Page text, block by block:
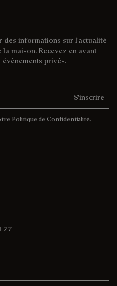
des informations sur l'actualité
maison. Recevez en avant-
privés.
S'inscrire
Politique de Confidentialité.
77